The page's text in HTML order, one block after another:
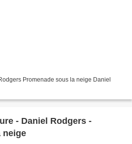
Promenade sous la neige Daniel
- Daniel Rodgers -
neige